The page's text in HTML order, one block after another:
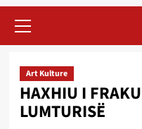
Menu
Art Kulture
HAXHIU I
LUMTURISË